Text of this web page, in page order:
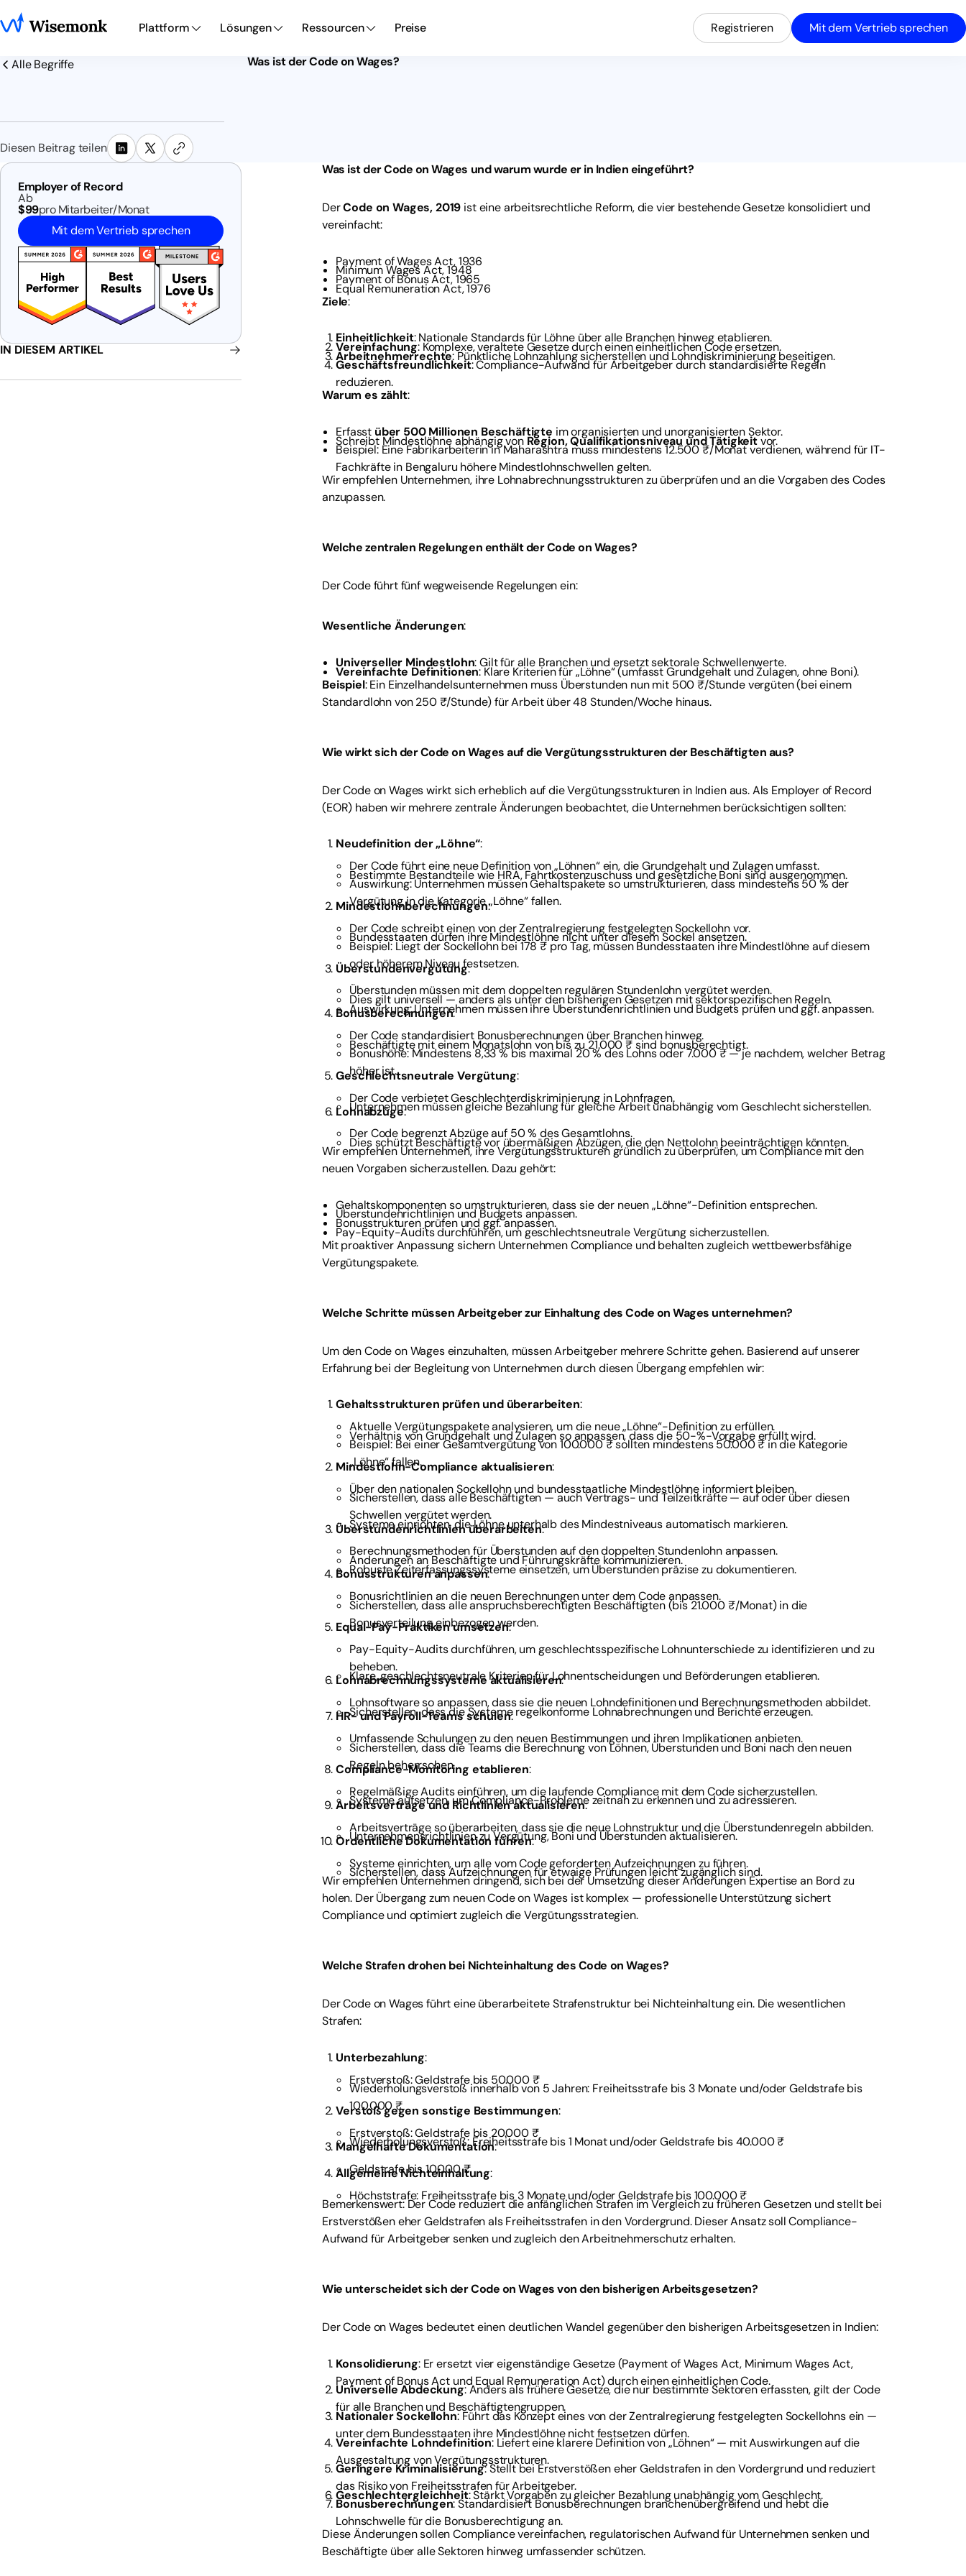
Plattform Lösungen Ressourcen Preise Registrieren Mit dem Vertrieb sprechen
Alle Begriffe
Diesen Beitrag teilen
Was ist der Code on Wages?
Employer of Record
Ab
$99pro Mitarbeiter/Monat
Mit dem Vertrieb sprechen
IN DIESEM ARTIKEL
Was ist der Code on Wages und warum wurde er in Indien eingeführt?
DerCode on Wages, 2019 ist eine arbeitsrechtliche Reform, die vier bestehende Gesetze konsolidiert und
vereinfacht:
Payment of Wages Act, 1936
Minimum Wages Act, 1948
Payment of Bonus Act, 1965
Equal Remuneration Act, 1976
Ziele:
Einheitlichkeit: Nationale Standards für Löhne über alle Branchen hinweg etablieren.
Vereinfachung: Komplexe, veraltete Gesetze durch einen einheitlichen Code ersetzen.
Arbeitnehmerrechte: Pünktliche Lohnzahlung sicherstellen und Lohndiskriminierung beseitigen.
Geschäftsfreundlichkeit: Compliance-Aufwand für Arbeitgeber durch standardisierte Regeln
reduzieren.
Warum es zählt:
Erfasst über 500 Millionen Beschäftigte im organisierten und unorganisierten Sektor.
Schreibt Mindestlöhne abhängig vonRegion, Qualifikationsniveau und Tätigkeitvor.
Beispiel: Eine Fabrikarbeiterin in Maharashtra muss mindestens 12.500 ₹/Monat verdienen, während für IT-
Fachkräfte in Bengaluru höhere Mindestlohnschwellen gelten.
Wir empfehlen Unternehmen, ihre Lohnabrechnungsstrukturen zu überprüfen und an die Vorgaben des Codes
anzupassen.
Welche zentralen Regelungen enthält der Code on Wages?
Der Code führt fünf wegweisende Regelungen ein:
Wesentliche Änderungen:
Universeller Mindestlohn: Gilt für alle Branchen und ersetzt sektorale Schwellenwerte.
Vereinfachte Definitionen: Klare Kriterien für „Löhne“ (umfasst Grundgehalt und Zulagen, ohne Boni).
Beispiel: Ein Einzelhandelsunternehmen muss Überstunden nun mit 500 ₹/Stunde vergüten (bei einem
Standardlohn von 250 ₹/Stunde) für Arbeit über 48 Stunden/Woche hinaus.
Wie wirkt sich der Code on Wages auf die Vergütungsstrukturen der Beschäftigten aus?
Der Code on Wages wirkt sich erheblich auf die Vergütungsstrukturen in Indien aus. Als Employer of Record
(EOR) haben wir mehrere zentrale Änderungen beobachtet, die Unternehmen berücksichtigen sollten:
Neudefinition der „Löhne“:
Der Code führt eine neue Definition von „Löhnen“ ein, die Grundgehalt und Zulagen umfasst.
Bestimmte Bestandteile wie HRA, Fahrtkostenzuschuss und gesetzliche Boni sind ausgenommen.
Auswirkung: Unternehmen müssen Gehaltspakete so umstrukturieren, dass mindestens 50 % der
Vergütung in die Kategorie „Löhne“ fallen.
Mindestlohnberechnungen:
Der Code schreibt einen von der Zentralregierung festgelegten Sockellohn vor.
Bundesstaaten dürfen ihre Mindestlöhne nicht unter diesem Sockel ansetzen.
Beispiel: Liegt der Sockellohn bei 178 ₹ pro Tag, müssen Bundesstaaten ihre Mindestlöhne auf diesem
oder höherem Niveau festsetzen.
Überstundenvergütung:
Überstunden müssen mit dem doppelten regulären Stundenlohn vergütet werden.
Dies gilt universell — anders als unter den bisherigen Gesetzen mit sektorspezifischen Regeln.
Auswirkung: Unternehmen müssen ihre Überstundenrichtlinien und Budgets prüfen und ggf. anpassen.
Bonusberechnungen:
Der Code standardisiert Bonusberechnungen über Branchen hinweg.
Beschäftigte mit einem Monatslohn von bis zu 21.000 ₹ sind bonusberechtigt.
Bonushöhe: Mindestens 8,33 % bis maximal 20 % des Lohns oder 7.000 ₹ — je nachdem, welcher Betrag
höher ist.
Geschlechtsneutrale Vergütung:
Der Code verbietet Geschlechterdiskriminierung in Lohnfragen.
Unternehmen müssen gleiche Bezahlung für gleiche Arbeit unabhängig vom Geschlecht sicherstellen.
Lohnabzüge:
Der Code begrenzt Abzüge auf 50 % des Gesamtlohns.
Dies schützt Beschäftigte vor übermäßigen Abzügen, die den Nettolohn beeinträchtigen könnten.
Wir empfehlen Unternehmen, ihre Vergütungsstrukturen gründlich zu überprüfen, um Compliance mit den
neuen Vorgaben sicherzustellen. Dazu gehört:
Gehaltskomponenten so umstrukturieren, dass sie der neuen „Löhne“-Definition entsprechen.
Überstundenrichtlinien und Budgets anpassen.
Bonusstrukturen prüfen und ggf. anpassen.
Pay-Equity-Audits durchführen, um geschlechtsneutrale Vergütung sicherzustellen.
Mit proaktiver Anpassung sichern Unternehmen Compliance und behalten zugleich wettbewerbsfähige
Vergütungspakete.
Welche Schritte müssen Arbeitgeber zur Einhaltung des Code on Wages unternehmen?
Um den Code on Wages einzuhalten, müssen Arbeitgeber mehrere Schritte gehen. Basierend auf unserer
Erfahrung bei der Begleitung von Unternehmen durch diesen Übergang empfehlen wir:
Gehaltsstrukturen prüfen und überarbeiten:
Aktuelle Vergütungspakete analysieren, um die neue „Löhne“-Definition zu erfüllen.
Verhältnis von Grundgehalt und Zulagen so anpassen, dass die 50-%-Vorgabe erfüllt wird.
Beispiel: Bei einer Gesamtvergütung von 100.000 ₹ sollten mindestens 50.000 ₹ in die Kategorie
„Löhne“ fallen.
Mindestlohn-Compliance aktualisieren:
Über den nationalen Sockellohn und bundesstaatliche Mindestlöhne informiert bleiben.
Sicherstellen, dass alle Beschäftigten — auch Vertrags- und Teilzeitkräfte — auf oder über diesen
Schwellen vergütet werden.
Systeme einrichten, die Löhne unterhalb des Mindestniveaus automatisch markieren.
Überstundenrichtlinien überarbeiten:
Berechnungsmethoden für Überstunden auf den doppelten Stundenlohn anpassen.
Änderungen an Beschäftigte und Führungskräfte kommunizieren.
Robuste Zeiterfassungssysteme einsetzen, um Überstunden präzise zu dokumentieren.
Bonusstrukturen anpassen:
Bonusrichtlinien an die neuen Berechnungen unter dem Code anpassen.
Sicherstellen, dass alle anspruchsberechtigten Beschäftigten (bis 21.000 ₹/Monat) in die
Bonusverteilung einbezogen werden.
Equal-Pay-Praktiken umsetzen:
Pay-Equity-Audits durchführen, um geschlechtsspezifische Lohnunterschiede zu identifizieren und zu
beheben.
Klare, geschlechtsneutrale Kriterien für Lohnentscheidungen und Beförderungen etablieren.
Lohnabrechnungssysteme aktualisieren:
Lohnsoftware so anpassen, dass sie die neuen Lohndefinitionen und Berechnungsmethoden abbildet.
Sicherstellen, dass die Systeme regelkonforme Lohnabrechnungen und Berichte erzeugen.
HR- und Payroll-Teams schulen:
Umfassende Schulungen zu den neuen Bestimmungen und ihren Implikationen anbieten.
Sicherstellen, dass die Teams die Berechnung von Löhnen, Überstunden und Boni nach den neuen
Regeln beherrschen.
Compliance-Monitoring etablieren:
Regelmäßige Audits einführen, um die laufende Compliance mit dem Code sicherzustellen.
Systeme aufsetzen, um Compliance-Probleme zeitnah zu erkennen und zu adressieren.
Arbeitsverträge und Richtlinien aktualisieren:
Arbeitsverträge so überarbeiten, dass sie die neue Lohnstruktur und die Überstundenregeln abbilden.
Unternehmensrichtlinien zu Vergütung, Boni und Überstunden aktualisieren.
Ordentliche Dokumentation führen:
Systeme einrichten, um alle vom Code geforderten Aufzeichnungen zu führen.
Sicherstellen, dass Aufzeichnungen für etwaige Prüfungen leicht zugänglich sind.
Wir empfehlen Unternehmen dringend, sich bei der Umsetzung dieser Änderungen Expertise an Bord zu
holen. Der Übergang zum neuen Code on Wages ist komplex — professionelle Unterstützung sichert
Compliance und optimiert zugleich die Vergütungsstrategien.
Welche Strafen drohen bei Nichteinhaltung des Code on Wages?
Der Code on Wages führt eine überarbeitete Strafenstruktur bei Nichteinhaltung ein. Die wesentlichen
Strafen:
Unterbezahlung:
Erstverstoß: Geldstrafe bis 50.000 ₹
Wiederholungsverstoß innerhalb von 5 Jahren: Freiheitsstrafe bis 3 Monate und/oder Geldstrafe bis
100.000 ₹
Verstoß gegen sonstige Bestimmungen:
Erstverstoß: Geldstrafe bis 20.000 ₹
Wiederholungsverstoß: Freiheitsstrafe bis 1 Monat und/oder Geldstrafe bis 40.000 ₹
Mangelhafte Dokumentation:
Geldstrafe bis 10.000 ₹
Allgemeine Nichteinhaltung:
Höchststrafe: Freiheitsstrafe bis 3 Monate und/oder Geldstrafe bis 100.000 ₹
Bemerkenswert: Der Code reduziert die anfänglichen Strafen im Vergleich zu früheren Gesetzen und stellt bei
Erstverstößen eher Geldstrafen als Freiheitsstrafen in den Vordergrund. Dieser Ansatz soll Compliance-
Aufwand für Arbeitgeber senken und zugleich den Arbeitnehmerschutz erhalten.
Wie unterscheidet sich der Code on Wages von den bisherigen Arbeitsgesetzen?
Der Code on Wages bedeutet einen deutlichen Wandel gegenüber den bisherigen Arbeitsgesetzen in Indien:
Konsolidierung: Er ersetzt vier eigenständige Gesetze (Payment of Wages Act, Minimum Wages Act,
Payment of Bonus Act und Equal Remuneration Act) durch einen einheitlichen Code.
Universelle Abdeckung: Anders als frühere Gesetze, die nur bestimmte Sektoren erfassten, gilt der Code
für alle Branchen und Beschäftigtengruppen.
Nationaler Sockellohn: Führt das Konzept eines von der Zentralregierung festgelegten Sockellohns ein —
unter dem Bundesstaaten ihre Mindestlöhne nicht festsetzen dürfen.
Vereinfachte Lohndefinition: Liefert eine klarere Definition von „Löhnen“ — mit Auswirkungen auf die
Ausgestaltung von Vergütungsstrukturen.
Geringere Kriminalisierung: Stellt bei Erstverstößen eher Geldstrafen in den Vordergrund und reduziert
das Risiko von Freiheitsstrafen für Arbeitgeber.
Geschlechtergleichheit: Stärkt Vorgaben zu gleicher Bezahlung unabhängig vom Geschlecht.
Bonusberechnungen: Standardisiert Bonusberechnungen branchenübergreifend und hebt die
Lohnschwelle für die Bonusberechtigung an.
Diese Änderungen sollen Compliance vereinfachen, regulatorischen Aufwand für Unternehmen senken und
Beschäftigte über alle Sektoren hinweg umfassender schützen.